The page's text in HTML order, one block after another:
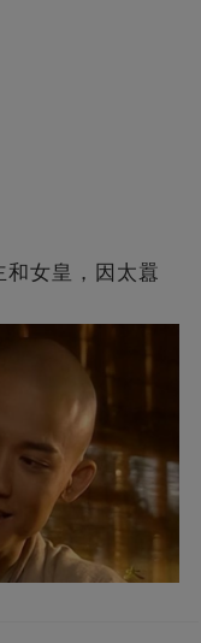
和女皇，因太囂